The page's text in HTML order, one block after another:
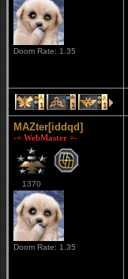
Doom Rate: 1.35
1 1 1
MAZter[iddqd]
-= WebMaster =-
1370
Doom Rate: 1.35